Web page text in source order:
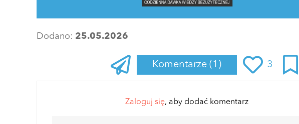
Dodano: 25.05.2026
Komentarze (1) 3
Zaloguj się, aby dodać komentarz